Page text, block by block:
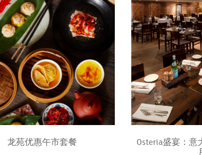
龙苑优惠午市套餐
Osteria盛宴：意